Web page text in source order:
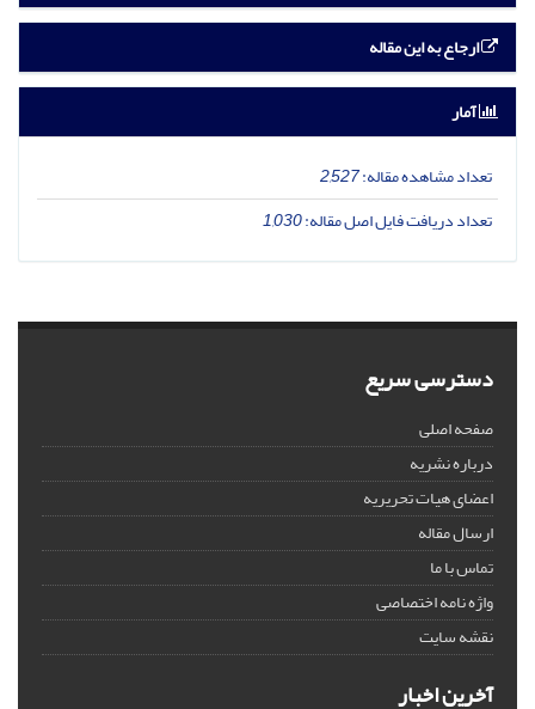
ارجاع به این مقاله
آمار
تعداد مشاهده مقاله:2,527
تعداد دریافت فایل اصل مقاله:1,030
دسترسی سریع
صفحه اصلی
درباره نشریه
اعضای هیات تحریریه
ارسال مقاله
تماس با ما
واژه نامه اختصاصی
نقشه سایت
آخرین اخبار